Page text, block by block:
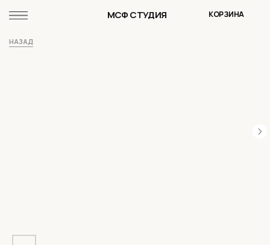
МСФ СТУДИЯ КОРЗИНА
НАЗАД